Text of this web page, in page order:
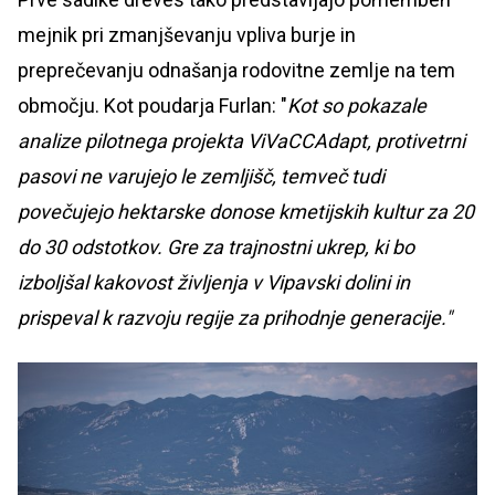
mejnik pri zmanjševanju vpliva burje in
preprečevanju odnašanja rodovitne zemlje na tem
območju. Kot poudarja Furlan: "Kot so pokazale
analize pilotnega projekta ViVaCCAdapt, protivetrni
pasovi ne varujejo le zemljišč, temveč tudi
povečujejo hektarske donose kmetijskih kultur za 20
do 30 odstotkov. Gre za trajnostni ukrep, ki bo
izboljšal kakovost življenja v Vipavski dolini in
prispeval k razvoju regije za prihodnje generacije."